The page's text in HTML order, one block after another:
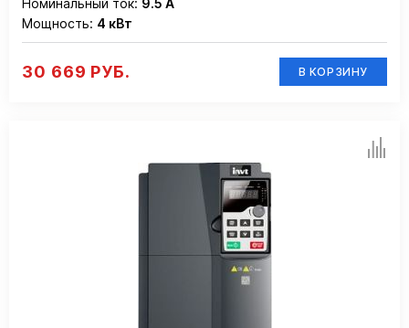
Мощность: 4 кВт
30 669 РУБ. В КОРЗИНУ